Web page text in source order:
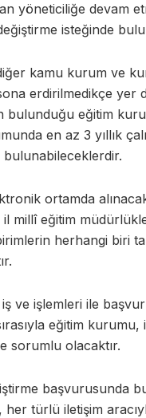
yöneticiliğe devam
isteğinde
kamu kurum ve
erdirilmedikçe yer
bulunduğu eğitim
en az 3 yıllık
bulunabileceklerdir.
ortamda
millî eğitim
herhangi biri
ve işlemleri ile
eğitim
sorumlu olacaktır.
başvurusunda
her türlü iletişim